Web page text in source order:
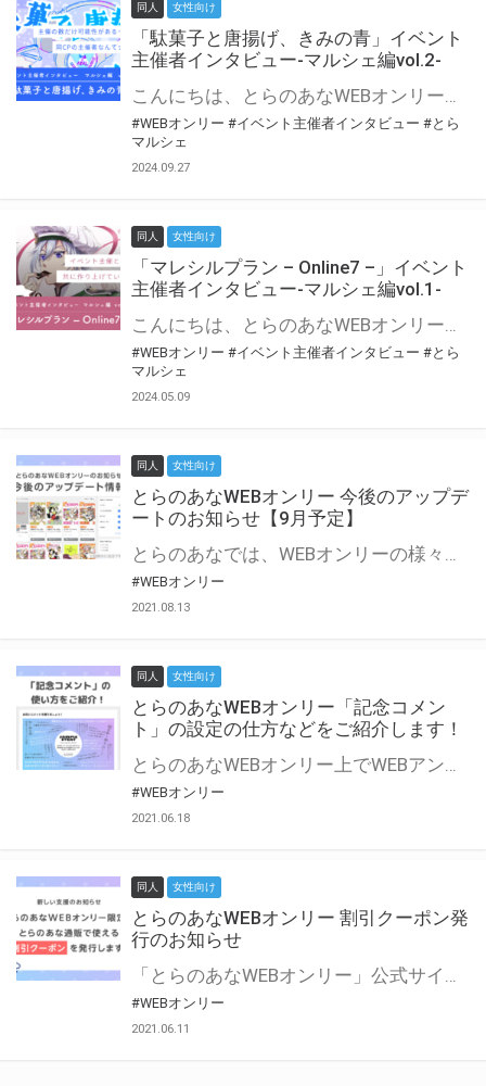
同人 女性向け
「駄菓子と唐揚げ、きみの青」イベント
主催者インタビュー-マルシェ編vol.2-
こんにちは、とらのあなWEBオンリー運営スタッフです。 新たにお届けする、イベント主催者インタビュー-マルシェ編-は、 とらのあなWEBオンリー「マルシェ」をご利用の主催様に 「マルシェ」を使ってイベントを開催した感想や心がけをお聞きする企画です。 今回は、WEBオンリー初開催「駄菓子と唐揚げ、きみの青」より、 主催のぎこ六屋様にお話を伺いました。 協力：ぎこ六屋様／イベント公式Twitter（@krkgwks） とらのあなWEBオンリー「マルシェ」とは？ WEBオンリーでリアルタイムでコミュニケーションがとれるオンライン会場です。
#WEBオンリー #イベント主催者インタビュー #とら
マルシェ
2024.09.27
同人 女性向け
「マレシルプラン – Online7 –」イベント
主催者インタビュー-マルシェ編vol.1-
こんにちは、とらのあなWEBオンリー運営スタッフです。 新たにお届けする、イベント主催者インタビュー-マルシェ編-は、 とらのあなWEBオンリー「マルシェ」をご利用した主催様に 「マルシェ」を使って開催した感想や心がけをお聞きする企画です。 今回は、WEBオンリー開催7回目迎えた「マレシルプラン – Online7 –」より、 主催の玉川うた様にお話を伺いました。 ▼マレシルプランのインタビュー前回記事 「イベント主催者インタビュー vol.6」はこちら 協力：玉川うた様（マレシルプラン実行委員会 代表）／イベント公式Twitter（@mallesil_plan） とらのあなWEBオンリー「マルシェ」とは？ WEBオンリーでリアルタイムでコミュニケーションがとれるオンライン会場です。
#WEBオンリー #イベント主催者インタビュー #とら
マルシェ
2024.05.09
同人 女性向け
とらのあなWEBオンリー 今後のアップデ
ートのお知らせ【9月予定】
とらのあなでは、WEBオンリーの様々な支援を実施しています。 今回は2021年9月に実装を予定しているアップデート情報についてご紹介いたします。 とらのあなWEBオンリーサイトはこちら
#WEBオンリー
2021.08.13
同人 女性向け
とらのあなWEBオンリー「記念コメン
ト」の設定の仕方などをご紹介します！
とらのあなWEBオンリー上でWEBアンソロジーが作成できる「記念コメント」について、その使い方や作成手順を解説します！ 支援タイプを「サークル参加型」「サークル参加型・マルシェ(イベント会場)機能付き」でお申し込みいただいている主催者様はぜひご活用ください♪ とらのあなWEBオンリーサイトはこちら
#WEBオンリー
2021.06.18
同人 女性向け
とらのあなWEBオンリー 割引クーポン発
行のお知らせ
「とらのあなWEBオンリー」公式サイトでとらのあな通販の「割引クーポン」を配布中！ イベントごとに開催当日限定で使える割引クーポンのシリアルコードを発行します。 とらのあなWEBオンリーのページをチェックして、イベント当日にお得にお買い物を楽しみましょう♪ ※本キャンペーンは予告なく終了する場合がございます。 とらのあなWEBオンリーサイトはこちら
#WEBオンリー
2021.06.11